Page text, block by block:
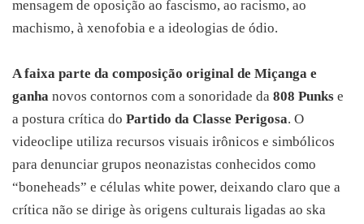
mensagem de oposição ao fascismo, ao racismo, ao
machismo, à xenofobia e a ideologias de ódio.
A faixa parte da composição original de Miçanga e
ganha novos contornos com a sonoridade da 808 Punks e
a postura crítica do Partido da Classe Perigosa. O
videoclipe utiliza recursos visuais irônicos e simbólicos
para denunciar grupos neonazistas conhecidos como
“boneheads” e células white power, deixando claro que a
crítica não se dirige às origens culturais ligadas ao ska